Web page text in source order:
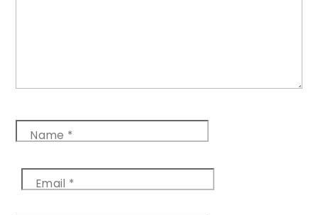
Name *
Email *